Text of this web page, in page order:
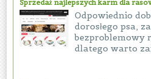
Sprzedaż najlepszych karm dla
Odpowiednio
dorosłego psa,
bezproblemowy
dlatego warto